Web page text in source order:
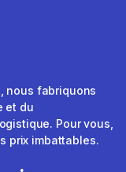
nous fabriquons
et du
Pour vous,
prix imbattables.